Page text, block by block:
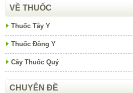
VỀ THUỐC
Thuốc Tây Y
Thuốc Đông Y
Cây Thuốc Quý
CHUYÊN ĐỀ